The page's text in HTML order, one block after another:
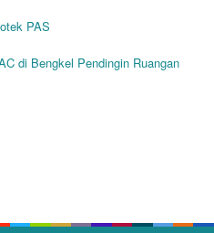
PAS
di Bengkel Pendingin Ruangan